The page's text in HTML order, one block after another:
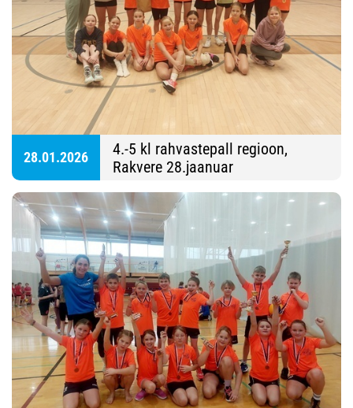
28.01.2026
4.-5 kl rahvastepall regioon,
Rakvere 28.jaanuar